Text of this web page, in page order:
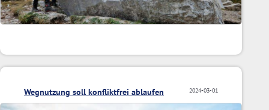
2024-03-01
Wegnutzung soll konfliktfrei ablaufen